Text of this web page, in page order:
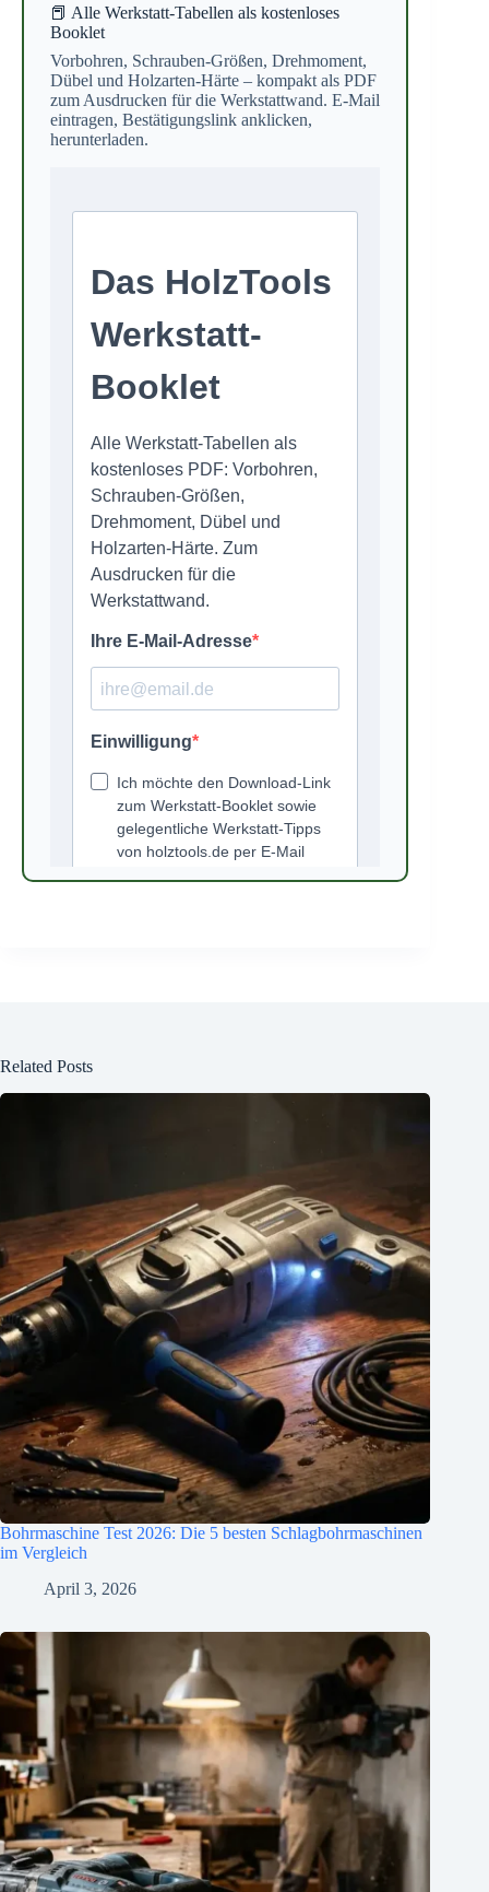
📕 Alle Werkstatt-Tabellen als kostenloses
Booklet
Vorbohren, Schrauben-Größen, Drehmoment,
Dübel und Holzarten-Härte – kompakt als PDF
zum Ausdrucken für die Werkstattwand. E-Mail
eintragen, Bestätigungslink anklicken,
herunterladen.
Related Posts
Bohrmaschine Test 2026: Die 5 besten Schlagbohrmaschinen
im Vergleich
April 3, 2026